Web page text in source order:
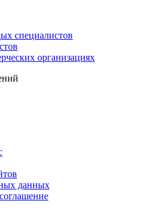
специалистов
организациях
данных